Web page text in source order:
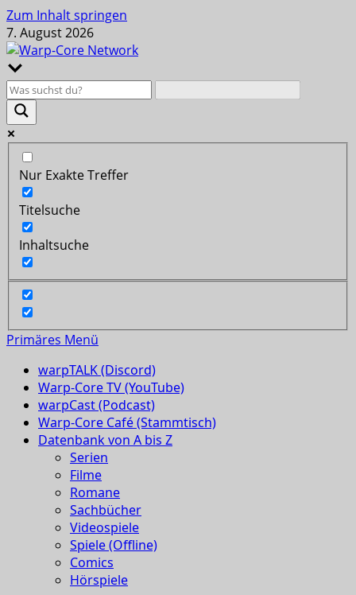
Zum Inhalt springen
7. August 2026
Nur Exakte Treffer
Titelsuche
Inhaltsuche
Primäres Menü
warpTALK (Discord)
Warp-Core TV (YouTube)
warpCast (Podcast)
Warp-Core Café (Stammtisch)
Datenbank von A bis Z
Serien
Filme
Romane
Sachbücher
Videospiele
Spiele (Offline)
Comics
Hörspiele